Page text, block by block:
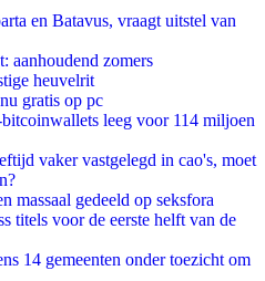
en Batavus, vraagt uitstel van
aanhoudend zomers
heuvelrit
gratis op pc
leeg voor 114 miljoen
vaker vastgelegd in cao's, moet
massaal gedeeld op seksfora
titels voor de eerste helft van de
14 gemeenten onder toezicht om